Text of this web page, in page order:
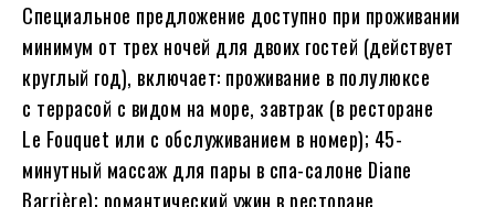
Специальное предложение доступно при проживании
минимум от трех ночей для двоих гостей (действует
круглый год), включает: проживание в полулюксе
с террасой с видом на море, завтрак (в ресторане
Le Fouquet или с обслуживанием в номер); 45-
минутный массаж для пары в спа-салоне Diane
Barrière); романтический ужин в ресторане